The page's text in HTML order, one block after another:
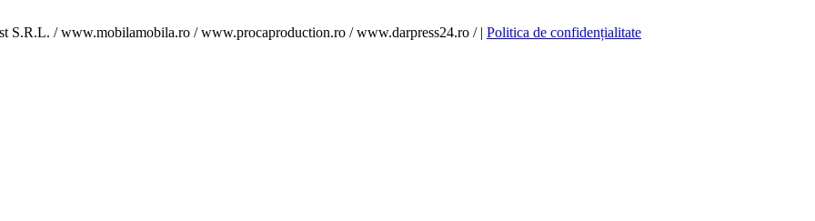
S.R.L. / www.mobilamobila.ro / www.procaproduction.ro / www.darpress24.ro / | Politica de confidențialitate